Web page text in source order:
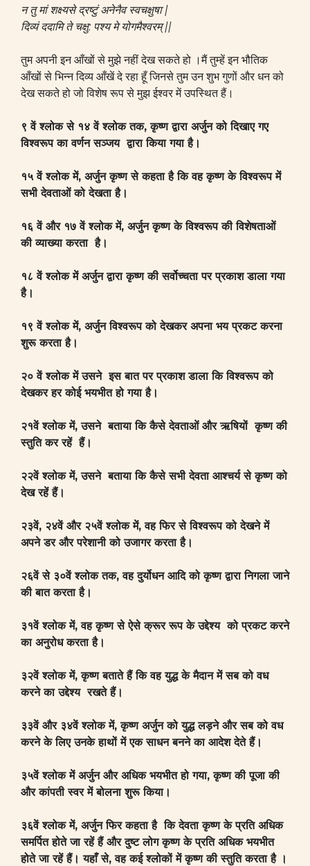
न तु मां शक्ष्यसे द्रष्टुं अनेनैव स्वचक्षुषा |
दिव्यं ददामि ते चक्षु: पश्य मे योगमैश्वरम् ||
तुम अपनी इन आँखों से मुझे नहीं देख सकते हो ।मैं तुम्हें इन भौतिक
आँखों से भिन्न दिव्य आँखें दे रहा हूँ जिनसे तुम उन शुभ गुणों और धन को
देख सकते हो जो विशेष रूप से मुझ ईश्वर में उपस्थित हैं।
९ वें श्लोक से १४ वें श्लोक तक, कृष्ण द्वारा अर्जुन को दिखाए गए
विश्वरूप का वर्णन सञ्जय द्वारा किया गया है।
१५ वें श्लोक में, अर्जुन कृष्ण से कहता है कि वह कृष्ण के विश्वरूप में
सभी देवताओं को देखता है।
१६ वें और १७ वें श्लोक में, अर्जुन कृष्ण के विश्वरूप की विशेषताओं
की व्याख्या करता है।
१८ वें श्लोक में अर्जुन द्वारा कृष्ण की सर्वोच्चता पर प्रकाश डाला गया
है।
१९ वें श्लोक में, अर्जुन विश्वरूप को देखकर अपना भय प्रकट करना
शुरू करता है।
२० वें श्लोक में उसने इस बात पर प्रकाश डाला कि विश्वरूप को
देखकर हर कोई भयभीत हो गया है।
२१वें श्लोक में, उसने बताया कि कैसे देवताओं और ऋषियों कृष्ण की
स्तुति कर रहें हैं।
२२वें श्लोक में, उसने बताया कि कैसे सभी देवता आश्चर्य से कृष्ण को
देख रहें हैं।
२३वें, २४वें और २५वें श्लोक में, वह फिर से विश्वरूप को देखने में
अपने डर और परेशानी को उजागर करता है।
२६वें से ३०वें श्लोक तक, वह दुर्योधन आदि को कृष्ण द्वारा निगला जाने
की बात करता है।
३१वें श्लोक में, वह कृष्ण से ऐसे क्रूर रूप के उद्देश्य को प्रकट करने
का अनुरोध करता है।
३२वें श्लोक में, कृष्ण बताते हैं कि वह युद्ध के मैदान में सब को वध
करने का उद्देश्य रखते हैं।
३३वें और ३४वें श्लोक में, कृष्ण अर्जुन को युद्ध लड़ने और सब को वध
करने के लिए उनके हाथों में एक साधन बनने का आदेश देते हैं।
३५वें श्लोक में अर्जुन और अधिक भयभीत हो गया, कृष्ण की पूजा की
और कांपती स्वर में बोलना शुरू किया।
३६वें श्लोक में, अर्जुन फिर कहता है कि देवता कृष्ण के प्रति अधिक
समर्पित होते जा रहें हैं और दुष्ट लोग कृष्ण के प्रति अधिक भयभीत
होते जा रहें हैं। यहाँ से, वह कई श्लोकों में कृष्ण की स्तुति करता है ।